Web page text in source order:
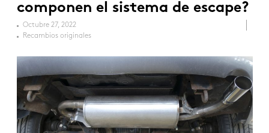
componen el sistema de escape?
Octubre 27, 2022
Recambios originales